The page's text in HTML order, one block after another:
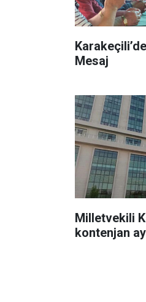
Mesaj
Milletvekili
kontenjan